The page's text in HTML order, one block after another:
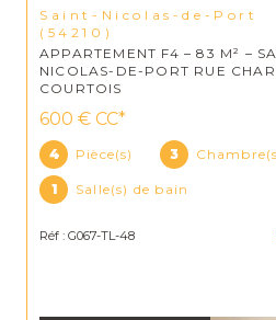
Saint-Nicolas-de-Port
(54210)
APPARTEMENT F4 – 83 M² –
NICOLAS-DE-PORT RUE
COURTOIS
600 € CC*
4 Pièce(s) 3
1 Salle(s) de bain
Réf : G067-TL-48